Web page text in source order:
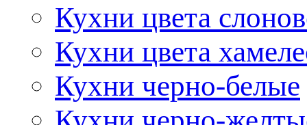
Кухни цвета
Кухни цвета
Кухни черно-белые